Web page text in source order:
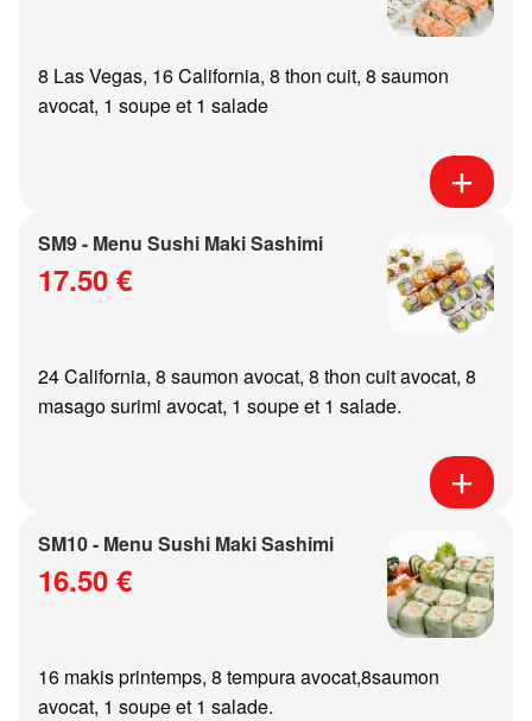
8 Las Vegas, 16 California, 8 thon cuit, 8 saumon
avocat, 1 soupe et 1 salade
SM9 - Menu Sushi Maki Sashimi
17.50 €
24 California, 8 saumon avocat, 8 thon cuit avocat, 8
masago surimi avocat, 1 soupe et 1 salade.
SM10 - Menu Sushi Maki Sashimi
16.50 €
16 makis printemps, 8 tempura avocat,8saumon
avocat, 1 soupe et 1 salade.